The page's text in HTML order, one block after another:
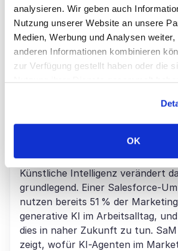
analysieren. Wir geben auch
Nutzung unserer Website an unsere
Medien, Werbung und Analysen
anderen Informationen kombinieren
zur Verfügung gestellt haben oder die
Nutzung ihrer Dienste gesammelt
OK
KI & Machine Learning,
KI-Agenten im Marketing:
Anwendungen, Vorteile und
Zukunftsperspektiven
Künstliche Intelligenz verändert
grundlegend. Einer Salesforce-
nutzen bereits 51 % der
generative KI im Arbeitsalltag,
dies in naher Zukunft zu tun.
zeigt, wofür KI-Agenten im